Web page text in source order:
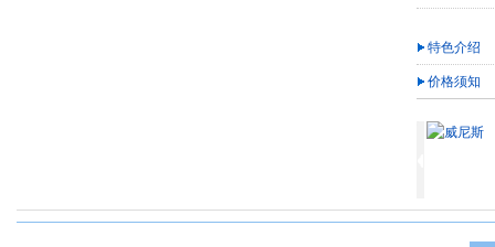
特色介绍
价格须知